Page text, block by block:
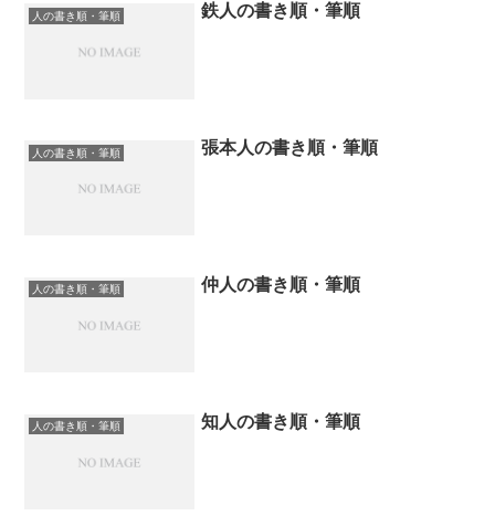
人の書き順・筆順 鉄人の書き順・筆順
人の書き順・筆順 張本人の書き順・筆順
人の書き順・筆順 仲人の書き順・筆順
人の書き順・筆順 知人の書き順・筆順